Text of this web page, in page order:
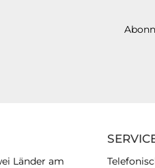
Länder am